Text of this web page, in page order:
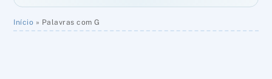
Início » Palavras com G